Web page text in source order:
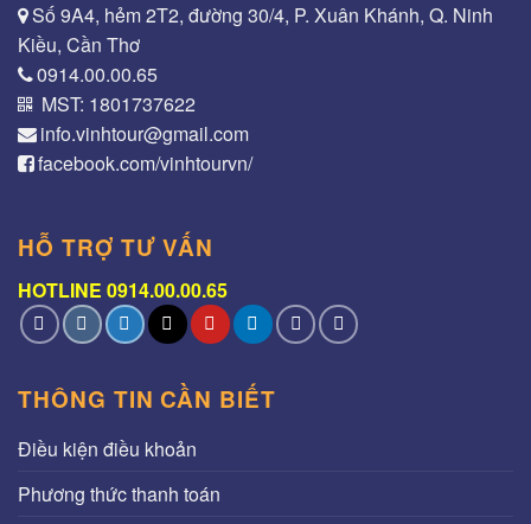
Số 9A4, hẻm 2T2, đường 30/4, P. Xuân Khánh, Q. Ninh
Kiều, Cần Thơ
0914.00.00.65
MST: 1801737622
info.vinhtour@gmail.com
facebook.com/vinhtourvn/
HỖ TRỢ TƯ VẤN
HOTLINE 0914.00.00.65
THÔNG TIN CẦN BIẾT
Điều kiện điều khoản
Phương thức thanh toán